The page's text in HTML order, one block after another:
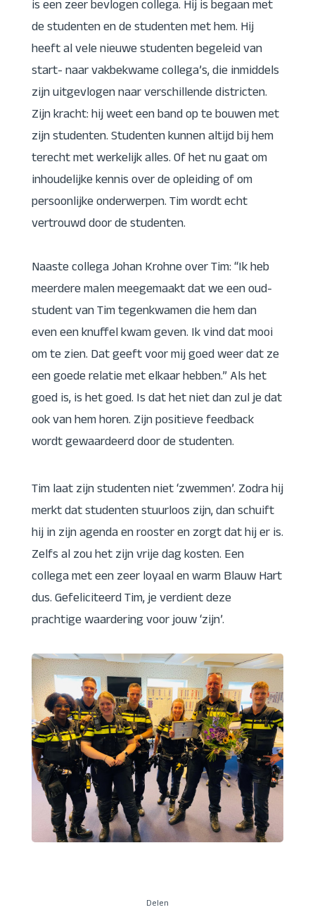
is een zeer bevlogen collega. Hij is begaan met
de studenten en de studenten met hem. Hij
heeft al vele nieuwe studenten begeleid van
start- naar vakbekwame collega’s, die inmiddels
zijn uitgevlogen naar verschillende districten.
Zijn kracht: hij weet een band op te bouwen met
zijn studenten. Studenten kunnen altijd bij hem
terecht met werkelijk alles. Of het nu gaat om
inhoudelijke kennis over de opleiding of om
persoonlijke onderwerpen. Tim wordt echt
vertrouwd door de studenten.
Naaste collega Johan Krohne over Tim: “Ik heb
meerdere malen meegemaakt dat we een oud-
student van Tim tegenkwamen die hem dan
even een knuffel kwam geven. Ik vind dat mooi
om te zien. Dat geeft voor mij goed weer dat ze
een goede relatie met elkaar hebben.” Als het
goed is, is het goed. Is dat het niet dan zul je dat
ook van hem horen. Zijn positieve feedback
wordt gewaardeerd door de studenten.
Tim laat zijn studenten niet ‘zwemmen’. Zodra hij
merkt dat studenten stuurloos zijn, dan schuift
hij in zijn agenda en rooster en zorgt dat hij er is.
Zelfs al zou het zijn vrije dag kosten. Een
collega met een zeer loyaal en warm Blauw Hart
dus. Gefeliciteerd Tim, je verdient deze
prachtige waardering voor jouw ‘zijn’.
Delen